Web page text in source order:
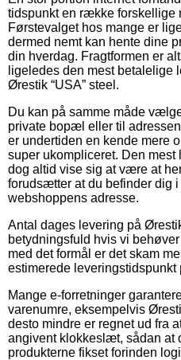
tidspunkt en række forskellige
Førstevalget hos mange er
dermed nemt kan hente dine
din hverdag. Fragtformen er
ligeledes den mest betalelige
Ørestik “USA” steel.
Du kan på samme måde
private bopæl eller til
er undertiden en kende mere
super ukompliceret. Den mest
dog altid vise sig at være at
forudsætter at du befinder dig
webshoppens adresse.
Antal dages levering på
betydningsfuld hvis vi
med det formål er det skam
estimerede leveringstidspunkt
Mange e-forretninger
varenumre, eksempelvis
desto mindre er regnet ud fra
angivent klokkeslæt, sådan at
produkterne fikset forinden